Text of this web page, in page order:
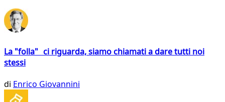
La "folla" ci riguarda, siamo chiamati a dare tutti noi
stessi
di Enrico Giovannini